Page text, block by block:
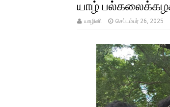
யாழ்
யாழினி செப்டம்பர் 26, 2025